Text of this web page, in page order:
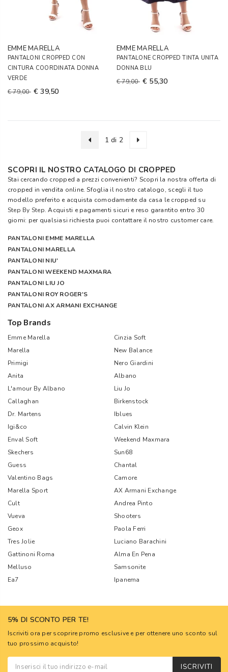
EMME MARELLA
PANTALONI CROPPED CON
CINTURA COORDINATA DONNA
VERDE
€ 79,00 € 39,50
EMME MARELLA
PANTALONE CROPPED TINTA UNITA
DONNA BLU
€ 79,00 € 55,30
1 di 2
SCOPRI IL NOSTRO CATALOGO DI CROPPED
Stai cercando cropped a prezzi convenienti? Scopri la nostra offerta di
cropped in vendita online. Sfoglia il nostro catalogo, scegli il tuo
modello preferito e acquista comodamente da casa le cropped su
Step By Step. Acquisti e pagamenti sicuri e reso garantito entro 30
giorni: per qualsiasi richiesta puoi contattare il nostro customer care.
PANTALONI EMME MARELLA
PANTALONI MARELLA
PANTALONI NIU'
PANTALONI WEEKEND MAXMARA
PANTALONI LIU JO
PANTALONI ROY ROGER'S
PANTALONI AX ARMANI EXCHANGE
Top Brands
Emme Marella
Cinzia Soft
Marella
New Balance
Primigi
Nero Giardini
Anita
Albano
L'amour By Albano
Liu Jo
Callaghan
Birkenstock
Dr. Martens
Iblues
Igi&co
Calvin Klein
Enval Soft
Weekend Maxmara
Skechers
Sun68
Guess
Chantal
Valentino Bags
Camore
Marella Sport
AX Armani Exchange
Cult
Andrea Pinto
Vueva
Shooters
Geox
Paola Ferri
Tres Jolie
Luciano Barachini
Gattinoni Roma
Alma En Pena
Melluso
Samsonite
Ea7
Ipanema
5% DI SCONTO PER TE!
Iscriviti ora per scoprire promo esclusive e per ottenere uno sconto sul
tuo prossimo acquisto!
ISCRIVITI